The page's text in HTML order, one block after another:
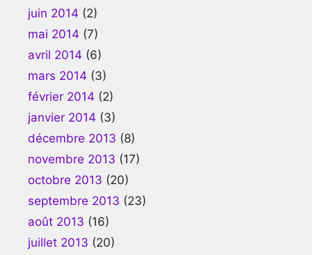
juin 2014 (2)
mai 2014 (7)
avril 2014 (6)
mars 2014 (3)
février 2014 (2)
janvier 2014 (3)
décembre 2013 (8)
novembre 2013 (17)
octobre 2013 (20)
septembre 2013 (23)
août 2013 (16)
juillet 2013 (20)